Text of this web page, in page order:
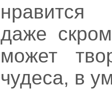
даже
может
чудеса, в